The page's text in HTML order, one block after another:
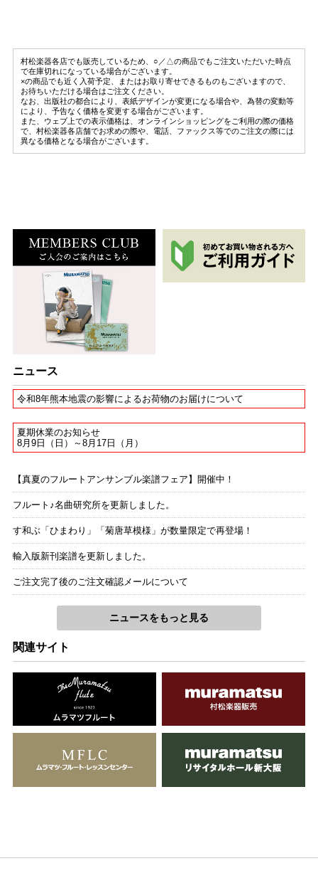
武満 徹
巡り
小泉浩
一柳慧
時の佇まい ４
海へ
A-fl.Guit
武満 徹
Fl
小泉浩
池辺晋一郎
Fl
山田耕筰
透徹した時の中で
外山三保子
村松楽器各店でも販売しているため、○／△の商品でもご注文いただいた時点
で在庫切れになっている場合がございます。
×の商品でも近く入荷予定、またはお取り寄せできるものもございますので、
お待ちいただける場合はご注文ください。
なお、出版社の都合により、表紙デザインが変更になる場合や、為替の変動等
により、予告なく価格を変更する場合がございます。
また、ウェブ上での表示価格は、オンラインショッピングをご利用の際の価格
で、村松楽器各店舗でお求めの際や、電話、ファックス等でのご注文の際には
異なる価格となる場合がございます。
ニュース
令和8年熊本地震の影響によるお荷物のお届けについて
夏期休業のお知らせ
8月9日（日）～8月17日（月）
【真夏のフルートアンサンブル楽譜フェア】開催中！
フルート♪名曲研究所を更新しました。
す和ぶ「ひまわり」「菊唐草模様」が数量限定で再登場！
輸入版新刊楽譜を更新しました。
ご注文完了後のご注文確認メールについて
ニュースをもっと見る
関連サイト